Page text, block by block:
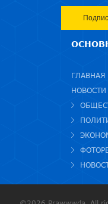
ГЛАВНАЯ
НОВОСТИ